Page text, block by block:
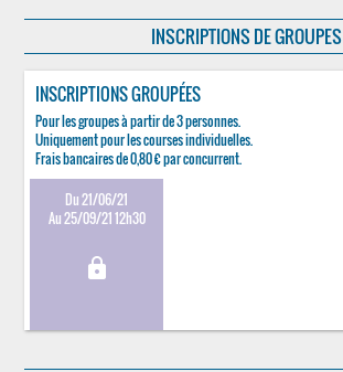
INSCRIPTIONS DE GROUPES
INSCRIPTIONS GROUPÉES
Pour les groupes à partir de 3 personnes.
Uniquement pour les courses individuelles.
Frais bancaires de 0,80 € par concurrent.
Du 21/06/21
Au 25/09/21 12h30
lock